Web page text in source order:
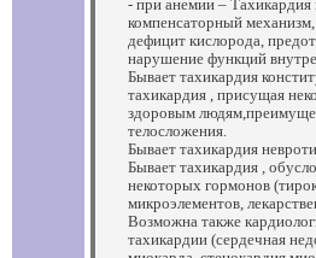
- при анемии – Тахикардия
компенсаторный
дефицит кислорода,
нарушение функций
Бывает тахикардия
тахикардия , присущая
здоровым
телосложения.
Бывает тахикардия
Бывает тахикардия ,
некоторых гормонов
микроэлементов,
Возможна также
тахикардии (сердечная